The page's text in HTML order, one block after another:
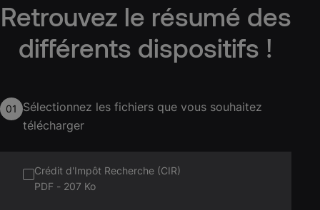
Retrouvez le résumé des
différents dispositifs !
01
Sélectionnez les fichiers que vous souhaitez
télécharger
Crédit d'Impôt Recherche (CIR)
PDF - 207 Ko